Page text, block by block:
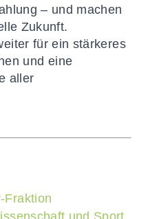
– und machen
Zukunft.
für ein stärkeres
und eine
aller
Fraktion
und Sport